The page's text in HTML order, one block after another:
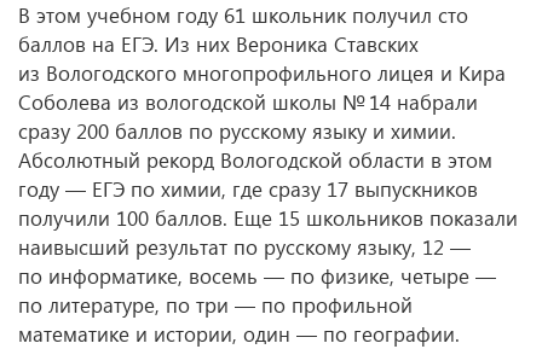
В этом учебном году 61 школьник получил сто
баллов на ЕГЭ. Из них Вероника Ставских
из Вологодского многопрофильного лицея и Кира
Соболева из вологодской школы № 14 набрали
сразу 200 баллов по русскому языку и химии.
Абсолютный рекорд Вологодской области в этом
году — ЕГЭ по химии, где сразу 17 выпускников
получили 100 баллов. Еще 15 школьников показали
наивысший результат по русскому языку, 12 —
по информатике, восемь — по физике, четыре —
по литературе, по три — по профильной
математике и истории, один — по географии.